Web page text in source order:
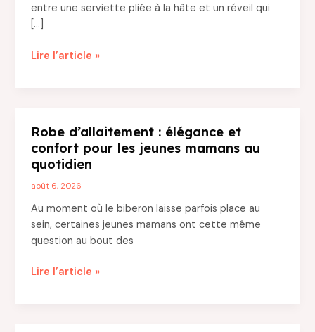
entre une serviette pliée à la hâte et un réveil qui
[…]
Protége
pour
choisir
le
modèle
idéal
au
quotidien
?
Lire l’article »
Robe d’allaitement : élégance et
confort pour les jeunes mamans au
quotidien
août 6, 2026
Au moment où le biberon laisse parfois place au
sein, certaines jeunes mamans ont cette même
question au bout des
Robe
Lire l’article »